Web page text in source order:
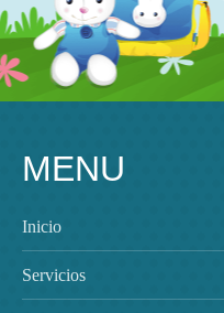
MENU
Inicio
Servicios